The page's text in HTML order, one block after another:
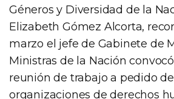
Géneros y Diversidad de la
Elizabeth Gómez Alcorta,
marzo el jefe de Gabinete de
Ministras de la Nación
reunión de trabajo a pedido
organizaciones de derechos